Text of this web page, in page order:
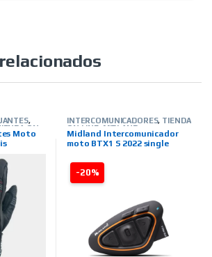
,
ON
MILE
Moto
-20%
INTERCOMUNICADORES, TIENDA
ON LINE MIDLAND
Midland Intercomunicador
moto BTX1 S 2022 single